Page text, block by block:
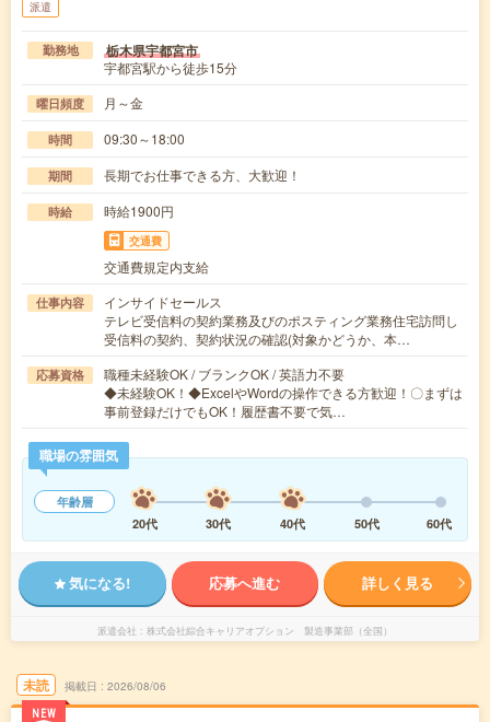
派遣
勤務地 栃木県宇都宮市
宇都宮駅から徒歩15分
曜日頻度 月～金
時間 09:30～18:00
期間 長期でお仕事できる方、大歓迎！
時給 時給1900円
交通費
交通費規定内支給
仕事内容
インサイドセールス
テレビ受信料の契約業務及びのポスティング業務住宅訪問し
受信料の契約、契約状況の確認(対象かどうか、本…
応募資格
職種未経験OK / ブランクOK / 英語力不要
◆未経験OK！◆ExcelやWordの操作できる方歓迎！〇まずは
事前登録だけでもOK！履歴書不要で気…
職場の雰囲気
年齢層
20代
30代 40代 50代 60代
気になる! 応募へ進む 詳しく見る
派遣会社 株式会社綜合キャリアオプション 製造事業部（全国）
未読
NEW
掲載日 2026/08/06